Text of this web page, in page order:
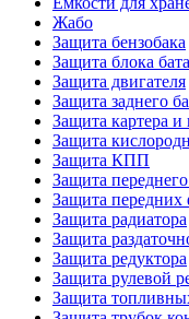
Жабо
Защита бензобака
Защита блока
Защита двигателя
Защита заднего
Защита картера и
Защита
Защита КПП
Защита
Защита передних
Защита радиатора
Защита
Защита редуктора
Защита рулевой
Защита